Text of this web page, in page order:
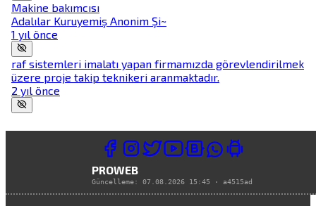
Makine bakımcısı
Adalılar Kuruyemiş Anonim Şi~
1 yıl önce
raf sistemleri imalatı yapan firmamızda görevlendirilmek
üzere proje takip teknikeri aranmaktadır.
2 yıl önce
PROWEB
Güncelleme: 07.08.2026 15:45 · a4515ad